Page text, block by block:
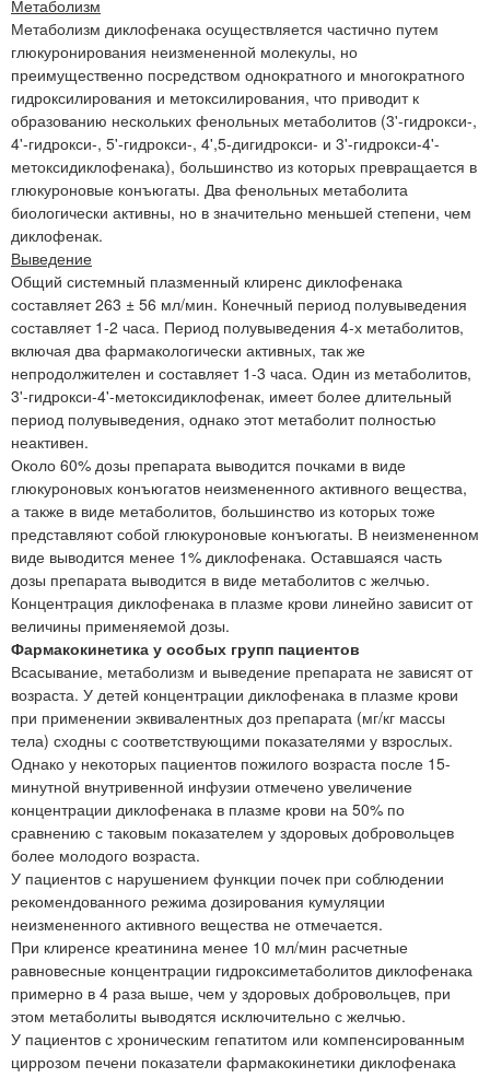
Метаболизм
Метаболизм диклофенака осуществляется частично путем
глюкуронирования неизмененной молекулы, но
преимущественно посредством однократного и многократного
гидроксилирования и метоксилирования, что приводит к
образованию нескольких фенольных метаболитов (3'-гидрокси-,
4'-гидрокси-, 5'-гидрокси-, 4',5-дигидрокси- и 3'-гидрокси-4'-
метоксидиклофенака), большинство из которых превращается в
глюкуроновые конъюгаты. Два фенольных метаболита
биологически активны, но в значительно меньшей степени, чем
диклофенак.
Выведение
Общий системный плазменный клиренс диклофенака
составляет 263 ± 56 мл/мин. Конечный период полувыведения
составляет 1-2 часа. Период полувыведения 4-х метаболитов,
включая два фармакологически активных, так же
непродолжителен и составляет 1-3 часа. Один из метаболитов,
3'-гидрокси-4'-метоксидиклофенак, имеет более длительный
период полувыведения, однако этот метаболит полностью
неактивен.
Около 60% дозы препарата выводится почками в виде
глюкуроновых конъюгатов неизмененного активного вещества,
а также в виде метаболитов, большинство из которых тоже
представляют собой глюкуроновые конъюгаты. В неизмененном
виде выводится менее 1% диклофенака. Оставшаяся часть
дозы препарата выводится в виде метаболитов с желчью.
Концентрация диклофенака в плазме крови линейно зависит от
величины применяемой дозы.
Фармакокинетика у особых групп пациентов
Всасывание, метаболизм и выведение препарата не зависят от
возраста. У детей концентрации диклофенака в плазме крови
при применении эквивалентных доз препарата (мг/кг массы
тела) сходны с соответствующими показателями у взрослых.
Однако у некоторых пациентов пожилого возраста после 15-
минутной внутривенной инфузии отмечено увеличение
концентрации диклофенака в плазме крови на 50% по
сравнению с таковым показателем у здоровых добровольцев
более молодого возраста.
У пациентов с нарушением функции почек при соблюдении
рекомендованного режима дозирования кумуляции
неизмененного активного вещества не отмечается.
При клиренсе креатинина менее 10 мл/мин расчетные
равновесные концентрации гидроксиметаболитов диклофенака
примерно в 4 раза выше, чем у здоровых добровольцев, при
этом метаболиты выводятся исключительно с желчью.
У пациентов с хроническим гепатитом или компенсированным
циррозом печени показатели фармакокинетики диклофенака